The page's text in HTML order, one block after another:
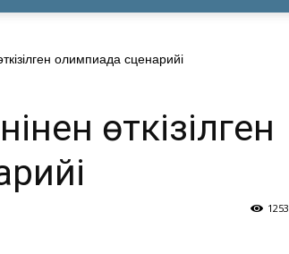
олимпиада сценарийі
өткізілген
1253